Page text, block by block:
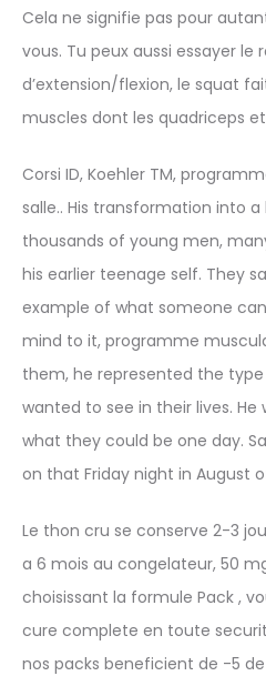
Cela ne signifie pas pour
vous. Tu peux aussi essayer le
d’extension/flexion, le squat
muscles dont les quadriceps
Corsi ID, Koehler TM,
salle.. His transformation into
thousands of young men,
his earlier teenage self. They
example of what someone
mind to it, programme
them, he represented the
wanted to see in their lives.
what they could be one day.
on that Friday night in August of
Le thon cru se conserve 2-3
a 6 mois au congelateur, 50
choisissant la formule Pack ,
cure complete en toute
nos packs beneficient de -5